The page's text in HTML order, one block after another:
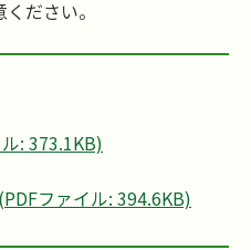
ださい。
: 373.1KB)
ファイル: 394.6KB)